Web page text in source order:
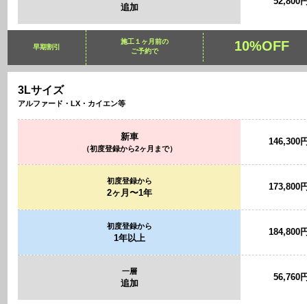
追加
早期割引
施工１ヶ月前の
ご予約で
10%OFF
3Lサイズ
アルファード・LX・カイエン等
新車
（初度登録から2ヶ月まで）
146,300
初度登録から
2ヶ月〜1年
173,800
初度登録から
1年以上
184,800
一層
追加
56,760